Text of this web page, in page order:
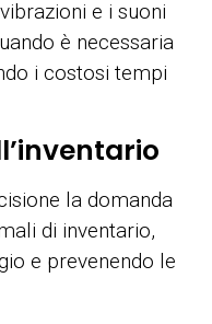
e i suoni
è necessaria
i costosi tempi
la domanda
di inventario,
e prevenendo le